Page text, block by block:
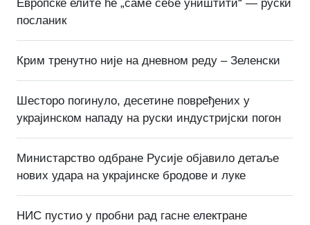
Европске елите ће „саме себе уништити“ — руски
посланик
Крим тренутно није на дневном реду – Зеленски
Шесторо погинуло, десетине повређених у
украјинском нападу на руски индустријски погон
Министарство одбране Русије објавило детаље
нових удара на украјинске бродове и луке
НИС пустио у пробни рад гасне електране